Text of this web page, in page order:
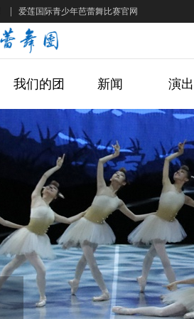
爱莲国际青少年芭蕾舞比赛官网
我们的团 新闻 演出